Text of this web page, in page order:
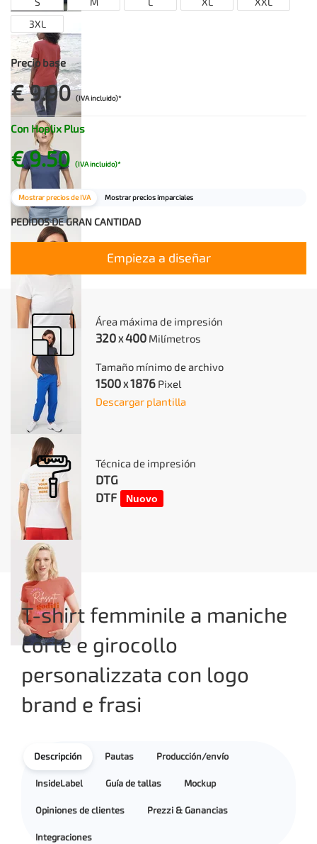
3XL
Precio base
€ 9.90(IVA incluido)*
Con Hoplix Plus
€ 9.50 (IVA incluido)*
Mostrar precios de IVA Mostrar precios imparciales
PEDIDOS DE GRAN CANTIDAD
Empieza a diseñar
Área máxima de impresión
320 X 400Milímetros
Tamaño mínimo de archivo
1500 X 1876Pixel
Descargar plantilla
Técnica de impresión
DTG
DTF
Nuovo
T-shirt femminile a maniche
corte e girocollo
personalizzata con logo
brand e frasi
Descripción Pautas Producción/envío
InsideLabel Guía de tallas Mockup
Opiniones de clientes Prezzi & Ganancias
Integraciones